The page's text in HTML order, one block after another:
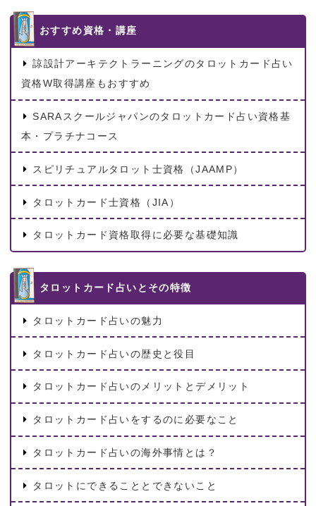
おすすめ資格・講座
諒設計アーキテクトラーニングのタロットカード占い
資格W取得講座もおすすめ
SARAスクールジャパンのタロットカード占い資格基
本・プラチナコース
スピリチュアルタロット士資格（JAAMP）
タロットカード士資格（JIA）
タロットカード資格取得に必要な基礎知識
タロットカード占いとその特徴
タロットカード占いの魅力
タロットカード占いの歴史と役目
タロットカード占いのメリットとデメリット
タロットカード占いをするのに必要なこと
タロットカード占いの海外事情とは？
タロットにできることとできないこと